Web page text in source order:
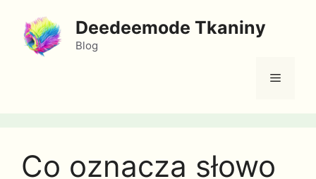
treści
Deedeemode Tkaniny
Blog
Menu
Co oznacza słowo